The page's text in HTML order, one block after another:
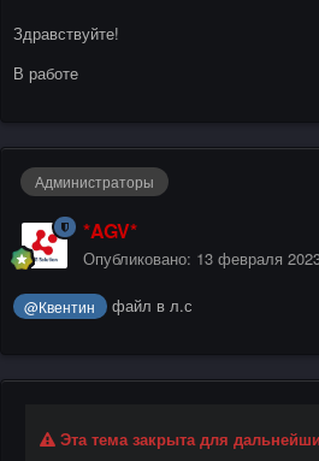
Здравствуйте!
В работе
Администраторы
*AGV*
Опубликовано: 13 февраля
@Квентин файл в л.с
Эта тема закрыта для